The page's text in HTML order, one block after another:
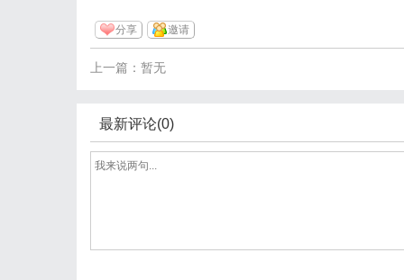
分享 邀请
上一篇：暂无
最新评论(0)